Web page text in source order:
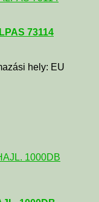
73114
hely: EU